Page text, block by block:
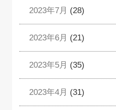
2023年7月 (28)
2023年6月 (21)
2023年5月 (35)
2023年4月 (31)